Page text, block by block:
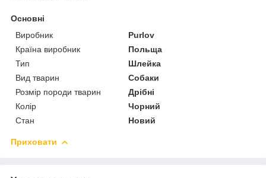
Основні
Виробник
Purlov
Країна виробник
Польща
Тип
Шлейка
Вид тварин
Собаки
Розмір породи тварин
Дрібні
Колір
Чорний
Стан
Новий
Приховати